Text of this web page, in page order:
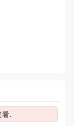
.